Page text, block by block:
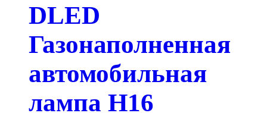
DLED
Газонаполненная
автомобильная
лампа H16